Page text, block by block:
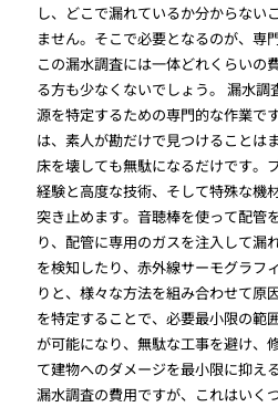
し、どこで漏れているか分からない
ません。そこで必要となるのが、専
この漏水調査には一体どれくらいの
る方も少なくないでしょう。 漏水
源を特定するための専門的な作業で
は、素人が勘だけで見つけることは
床を壊しても無駄になるだけです。
経験と高度な技術、そして特殊な機
突き止めます。音聴棒を使って配管
り、配管に専用のガスを注入して漏
を検知したり、赤外線サーモグラフ
りと、様々な方法を組み合わせて原
を特定することで、必要最小限の範
が可能になり、無駄な工事を避け、
て建物へのダメージを最小限に抑え
漏水調査の費用ですが、これはいく